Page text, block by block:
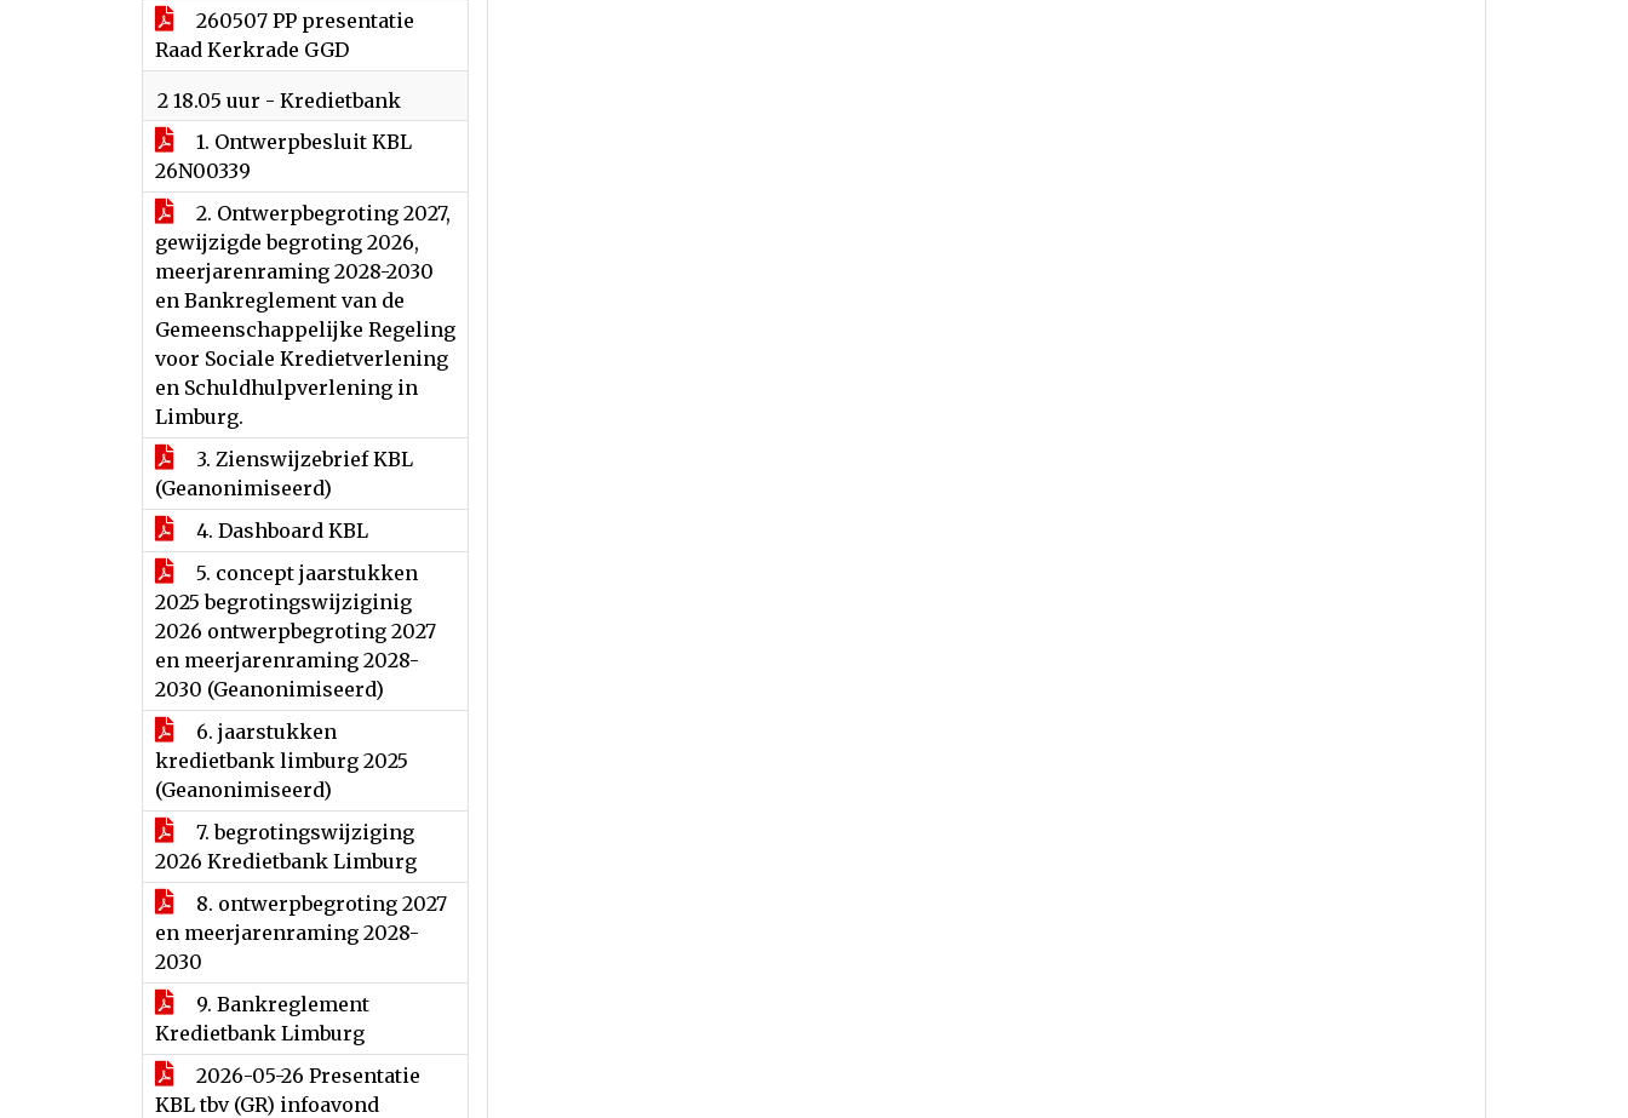
260507 PP presentatie
Raad Kerkrade GGD
2 18.05 uur - Kredietbank
1. Ontwerpbesluit KBL
26N00339
2. Ontwerpbegroting 2027,
gewijzigde begroting 2026,
meerjarenraming 2028-2030
en Bankreglement van de
Gemeenschappelijke Regeling
voor Sociale Kredietverlening
en Schuldhulpverlening in
Limburg.
3. Zienswijzebrief KBL
(Geanonimiseerd)
4. Dashboard KBL
5. concept jaarstukken
2025 begrotingswijziginig
2026 ontwerpbegroting 2027
en meerjarenraming 2028-
2030 (Geanonimiseerd)
6. jaarstukken
kredietbank limburg 2025
(Geanonimiseerd)
7. begrotingswijziging
2026 Kredietbank Limburg
8. ontwerpbegroting 2027
en meerjarenraming 2028-
2030
9. Bankreglement
Kredietbank Limburg
2026-05-26 Presentatie
KBL tbv (GR) infoavond